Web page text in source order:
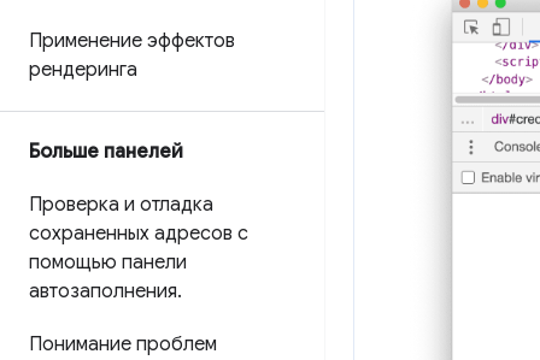
Применение эффектов
рендеринга
Больше панелей
Проверка и отладка
сохраненных адресов с
помощью панели
автозаполнения.
Понимание проблем